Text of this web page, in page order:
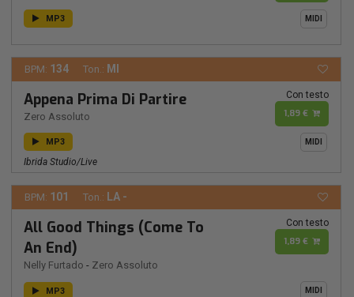
MP3 MIDI
BPM: 134 Ton.: MI
Appena Prima Di Partire
Zero Assoluto
Con testo
1,89 €
MP3 MIDI
Ibrida Studio/live
BPM: 101 Ton.: LA -
All Good Things (Come To
An End)
Nelly Furtado - Zero Assoluto
Con testo
1,89 €
MP3 MIDI